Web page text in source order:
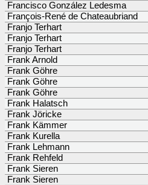
Francisco González Ledesma
François-René de Chateaubriand
Franjo Terhart
Franjo Terhart
Franjo Terhart
Frank Arnold
Frank Göhre
Frank Göhre
Frank Göhre
Frank Halatsch
Frank Jöricke
Frank Kämmer
Frank Kurella
Frank Lehmann
Frank Rehfeld
Frank Sieren
Frank Sieren